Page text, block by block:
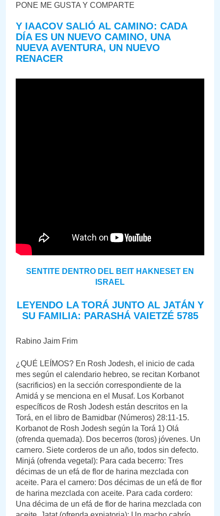
PONE ME GUSTA Y COMPARTE
Y IAACOV SALIÓ AL CAMINO: CADA
DÍA ES UN NUEVO CAMINO, UNA
NUEVA AVENTURA, UN NUEVO
RENACER
SENTITE DENTRO DEL BEIT HAKNESET EN
ISRAEL
LEYENDO LA TORÁ JUNTO AL JATÁN Y
SU FAMILIA: PARASHÁ VAIETZÉ 5785
Rabino Jaim Frim
¿QUÉ LEÍMOS? En Rosh Jodesh, el inicio de cada
mes según el calendario hebreo, se recitan Korbanot
(sacrificios) en la sección correspondiente de la
Amidá y se menciona en el Musaf. Los Korbanot
específicos de Rosh Jodesh están descritos en la
Torá, en el libro de Bamidbar (Números) 28:11-15.
Korbanot de Rosh Jodesh según la Torá 1) Olá
(ofrenda quemada). Dos becerros (toros) jóvenes. Un
carnero. Siete corderos de un año, todos sin defecto.
Minjá (ofrenda vegetal): Para cada becerro: Tres
décimas de un efá de flor de harina mezclada con
aceite. Para el carnero: Dos décimas de un efá de flor
de harina mezclada con aceite. Para cada cordero:
Una décima de un efá de flor de harina mezclada con